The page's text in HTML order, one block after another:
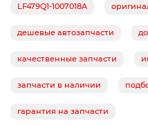
LF479Q1-1007018A
дешевые автозапчасти
качественные запчасти
запчасти в наличии
гарантия на запчасти